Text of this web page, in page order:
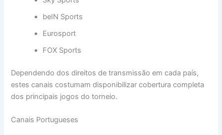
beIN Sports
Eurosport
FOX Sports
Dependendo dos direitos de transmissão em cada país,
estes canais costumam disponibilizar cobertura completa
dos principais jogos do torneio.
Canais Portugueses